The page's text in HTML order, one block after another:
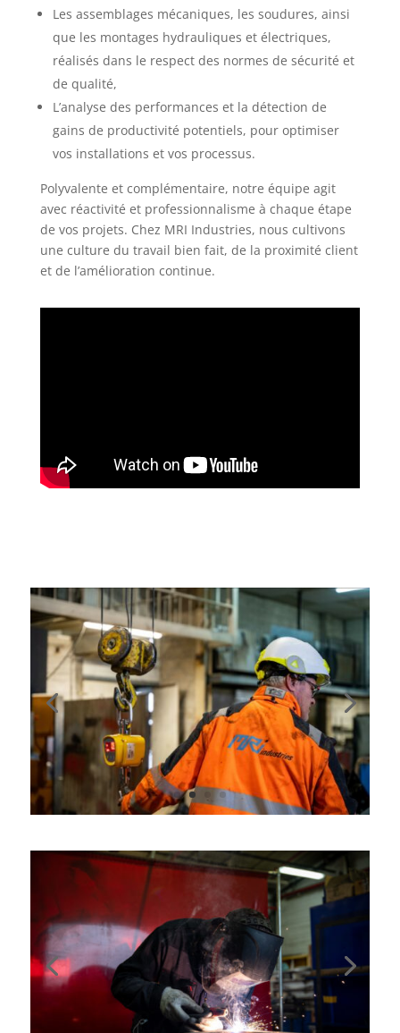
Les assemblages mécaniques, les soudures, ainsi
que les montages hydrauliques et électriques,
réalisés dans le respect des normes de sécurité et
de qualité,
L’analyse des performances et la détection de
gains de productivité potentiels, pour optimiser
vos installations et vos processus.
Polyvalente et complémentaire, notre équipe agit
avec réactivité et professionnalisme à chaque étape
de vos projets. Chez MRI Industries, nous cultivons
une culture du travail bien fait, de la proximité client
et de l’amélioration continue.